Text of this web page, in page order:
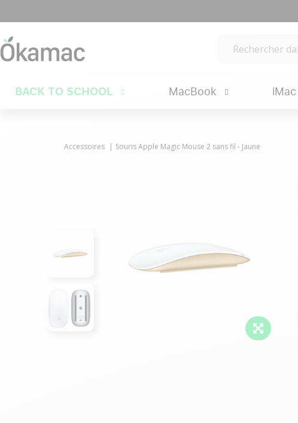
BACK TO SCHOOL MacBook iMac
Accessoires Souris Apple Magic Mouse 2 sans fil - Jaune